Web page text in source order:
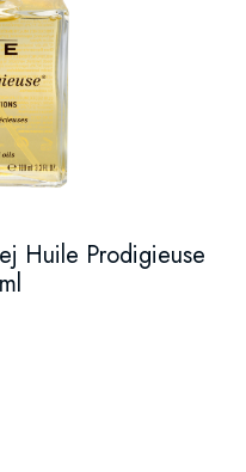
Huile Prodigieuse